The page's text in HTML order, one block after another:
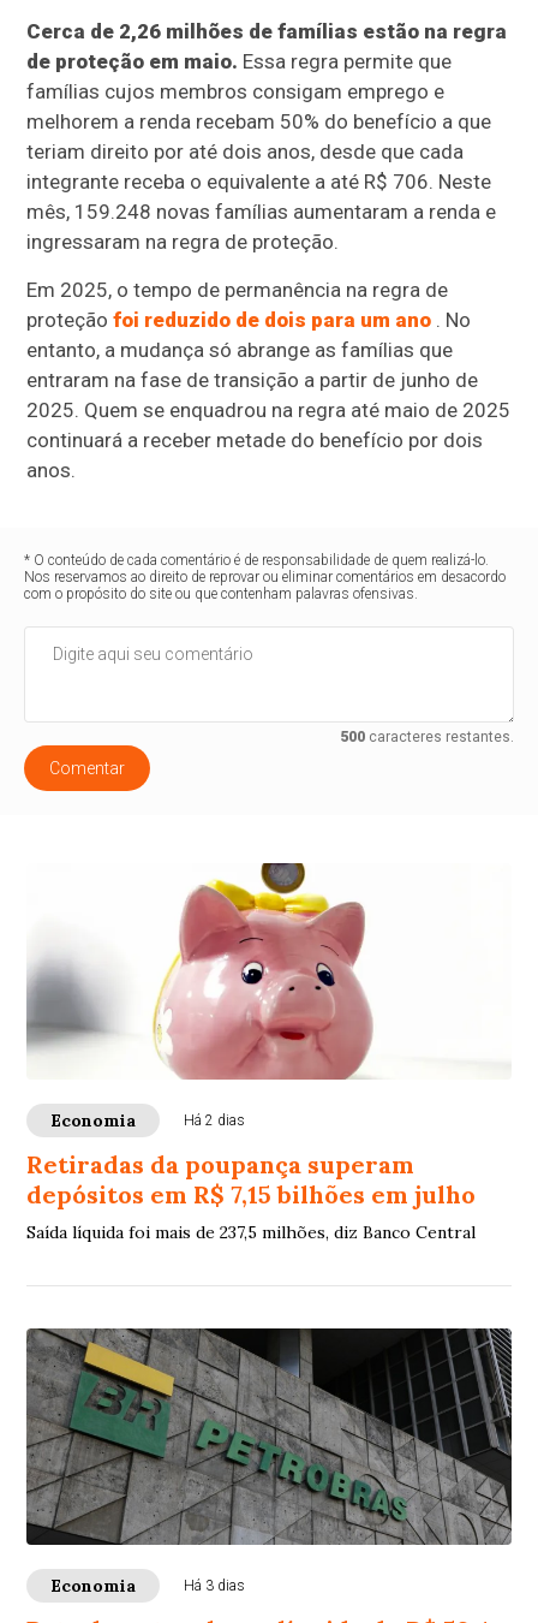
Cerca de 2,26 milhões de famílias estão na regra
de proteção em maio. Essa regra permite que
famílias cujos membros consigam emprego e
melhorem a renda recebam 50% do benefício a que
teriam direito por até dois anos, desde que cada
integrante receba o equivalente a até R$ 706. Neste
mês, 159.248 novas famílias aumentaram a renda e
ingressaram na regra de proteção.
Em 2025, o tempo de permanência na regra de
proteçãofoi reduzido de dois para um ano . No
entanto, a mudança só abrange as famílias que
entraram na fase de transição a partir de junho de
2025. Quem se enquadrou na regra até maio de 2025
continuará a receber metade do benefício por dois
anos.
* O conteúdo de cada comentário é de responsabilidade de quem realizá-lo.
Nos reservamos ao direito de reprovar ou eliminar comentários em desacordo
com o propósito do site ou que contenham palavras ofensivas.
500caracteres restantes.
Comentar
Economia Há 2 dias
Retiradas da poupança superam
depósitos em R$ 7,15 bilhões em julho
Saída líquida foi mais de 237,5 milhões, diz Banco Central
Economia Há 3 dias